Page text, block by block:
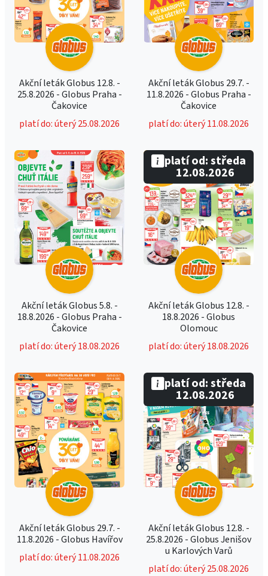
Akční leták Globus 12.8. -
25.8.2026 - Globus Praha -
Čakovice
platí do: úterý 25.08.2026
Akční leták Globus 29.7. -
11.8.2026 - Globus Praha -
Čakovice
platí do: úterý 11.08.2026
Akční leták Globus 5.8. -
18.8.2026 - Globus Praha -
Čakovice
platí do: úterý 18.08.2026
Akční leták Globus 12.8. -
18.8.2026 - Globus
Olomouc
platí do: úterý 18.08.2026
platí od: středa
12.08.2026
Akční leták Globus 29.7. -
11.8.2026 - Globus Havířov
platí do: úterý 11.08.2026
Akční leták Globus 12.8. -
25.8.2026 - Globus Jenišov
u Karlových Varů
platí do: úterý 25.08.2026
platí od: středa
12.08.2026